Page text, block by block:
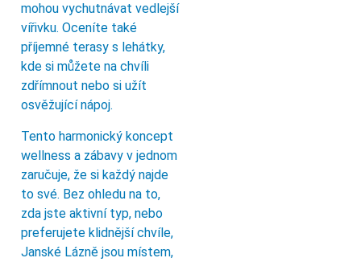
mohou vychutnávat vedlejší
vířivku. Oceníte také
příjemné terasy s lehátky,
kde si můžete na chvíli
zdřímnout nebo si užít
osvěžující nápoj.
Tento harmonický koncept
wellness a zábavy v jednom
zaručuje, že si každý najde
to své. Bez ohledu na to,
zda jste aktivní typ, nebo
preferujete klidnější chvíle,
Janské Lázně jsou místem,